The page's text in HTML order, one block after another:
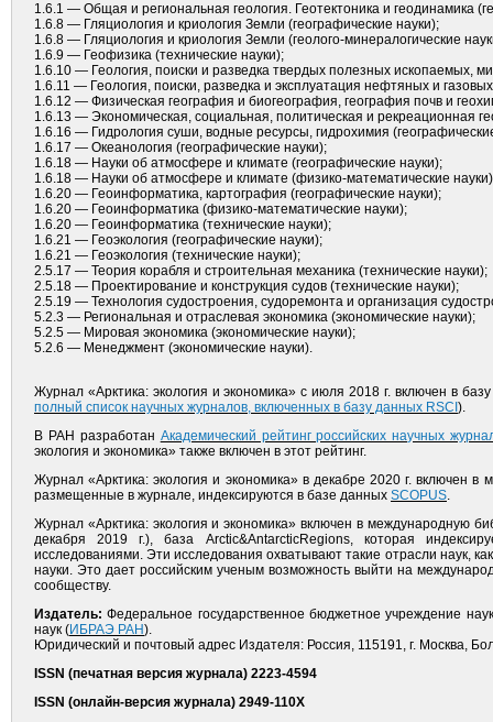
1.6.1 — Общая и региональная геология. Геотектоника и геодинамика
1.6.8 — Гляциология и криология Земли (географические науки);
1.6.8 — Гляциология и криология Земли (геолого-минералогические
1.6.9 — Геофизика (технические науки);
1.6.10 — Геология, поиски и разведка твердых полезных ископаемых,
1.6.11 — Геология, поиски, разведка и эксплуатация нефтяных и
1.6.12 — Физическая география и биогеография, география почв и
1.6.13 — Экономическая, социальная, политическая и рекреационная
1.6.16 — Гидрология суши, водные ресурсы, гидрохимия
1.6.17 — Океанология (географические науки);
1.6.18 — Науки об атмосфере и климате (географические науки);
1.6.18 — Науки об атмосфере и климате (физико-математические
1.6.20 — Геоинформатика, картография (географические науки);
1.6.20 — Геоинформатика (физико-математические науки);
1.6.20 — Геоинформатика (технические науки);
1.6.21 — Геоэкология (географические науки);
1.6.21 — Геоэкология (технические науки);
2.5.17 — Теория корабля и строительная механика (технические науки);
2.5.18 — Проектирование и конструкция судов (технические науки);
2.5.19 — Технология судостроения, судоремонта и организация
5.2.3 — Региональная и отраслевая экономика (экономические науки);
5.2.5 — Мировая экономика (экономические науки);
5.2.6 — Менеджмент (экономические науки).
Журнал «Арктика: экология и экономика» с июля 2018 г. включен в
полный список научных журналов, включенных в базу данных RSCI ).
В РАН разработан Академический рейтинг российских научных
экология и экономика» также включен в этот рейтинг.
Журнал «Арктика: экология и экономика» в декабре 2020 г. включен
размещенные в журнале, индексируются в базе данных SCOPUS.
Журнал «Арктика: экология и экономика» включен в международную
декабря 2019 г.), база Arctic&AntarcticRegions, которая
исследованиями. Эти исследования охватывают такие отрасли наук,
науки. Это дает российским ученым возможность выйти на
сообществу.
Издатель: Федеральное государственное бюджетное учреждение
наук (ИБРАЭ РАН).
Юридический и почтовый адрес Издателя: Россия, 115191, г. Москва,
ISSN (печатная версия журнала) 2223-4594
ISSN (онлайн-версия журнала) 2949-110X